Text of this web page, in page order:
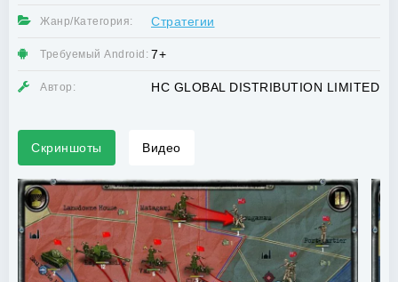
Жанр/Категория: Стратегии
Требуемый Android: 7+
Автор: HC GLOBAL DISTRIBUTION LIMITED
Скриншоты Видео